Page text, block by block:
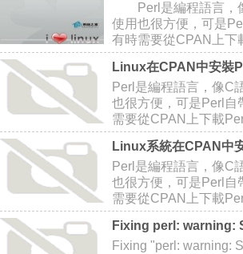
Perl是編程語言，像
使用也很方便，可是
有時需要從CPAN上下
Linux系統操作中，要
Perl模塊呢？隨小編
Linux在CPAN中安裝
Perl是編程語言，像C
也很方便，可是Perl自
需要從CPAN上下載
統操作中，要如何從
呢？隨小編一起來看
上找到人任何你想要的
Linux系統在CPAN中
法
Perl是編程語言，像C
也很方便，可是Perl自
需要從CPAN上下載
統操作中，要如何從
呢？隨小編一起來看
CPAN上找到人任何你
Fixing perl: warning:
failed.解決
Fixing "perl: warning: